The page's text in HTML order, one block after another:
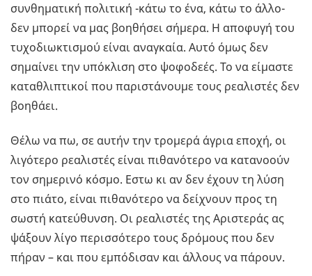
συνθηματική πολιτική -κάτω το ένα, κάτω το άλλο-
δεν μπορεί να μας βοηθήσει σήμερα. Η αποφυγή του
τυχοδιωκτισμού είναι αναγκαία. Αυτό όμως δεν
σημαίνει την υπόκλιση στο ψοφοδεές. Το να είμαστε
καταθλιπτικοί που παριστάνουμε τους ρεαλιστές δεν
βοηθάει.
Θέλω να πω, σε αυτήν την τρομερά άγρια εποχή, οι
λιγότερο ρεαλιστές είναι πιθανότερο να κατανοούν
τον σημερινό κόσμο. Εστω κι αν δεν έχουν τη λύση
στο πιάτο, είναι πιθανότερο να δείχνουν προς τη
σωστή κατεύθυνση. Οι ρεαλιστές της Αριστεράς ας
ψάξουν λίγο περισσότερο τους δρόμους που δεν
πήραν – και που εμπόδισαν και άλλους να πάρουν.